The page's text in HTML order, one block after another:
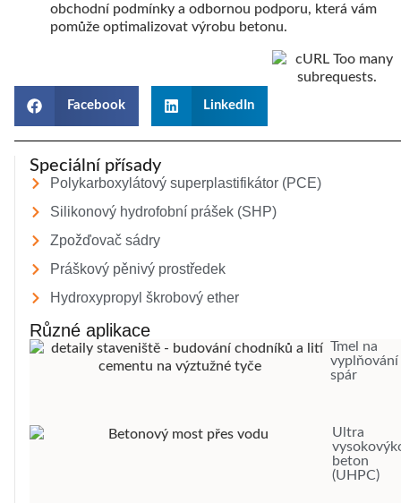
obchodní podmínky a odbornou podporu, která vám
pomůže optimalizovat výrobu betonu.
Facebook LinkedIn
Speciální přísady
Polykarboxylátový superplastifikátor (PCE)
Silikonový hydrofobní prášek (SHP)
Zpožďovač sádry
Práškový pěnivý prostředek
Hydroxypropyl škrobový ether
Různé aplikace
Tmel na
vyplňování
spár
Ultra
beton
(UHPC)